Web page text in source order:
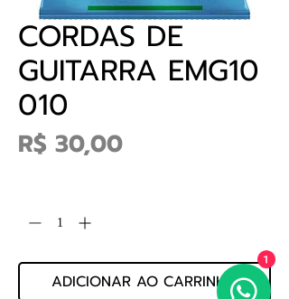
CORDAS DE
GUITARRA EMG10
010
R$ 30,00Preço
ADICIONAR AO CARRINHO
1